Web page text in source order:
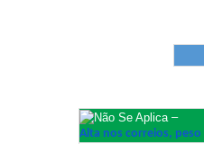
–
Alta nos correios, peso